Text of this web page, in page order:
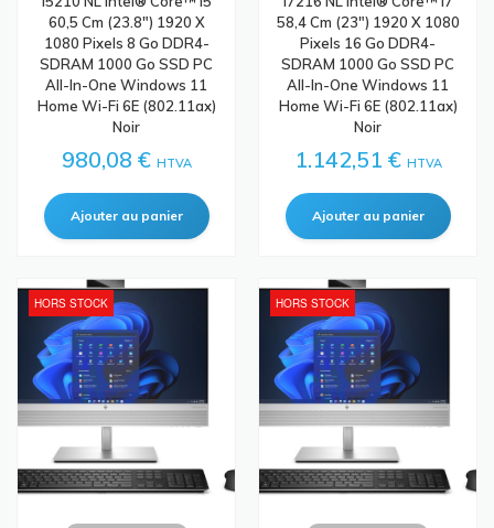
60,5 Cm (23.8") 1920 X
1080 Pixels 8 Go DDR4-
SDRAM 1000 Go SSD PC
All-In-One Windows 11
Home Wi-Fi 6E (802.11ax)
Noir
980,08 € HTVA
58,4 Cm (23") 1920 X 1080
Pixels 16 Go DDR4-
SDRAM 1000 Go SSD PC
All-In-One Windows 11
Home Wi-Fi 6E (802.11ax)
Noir
1.142,51 € HTVA
HORS STOCK HORS STOCK